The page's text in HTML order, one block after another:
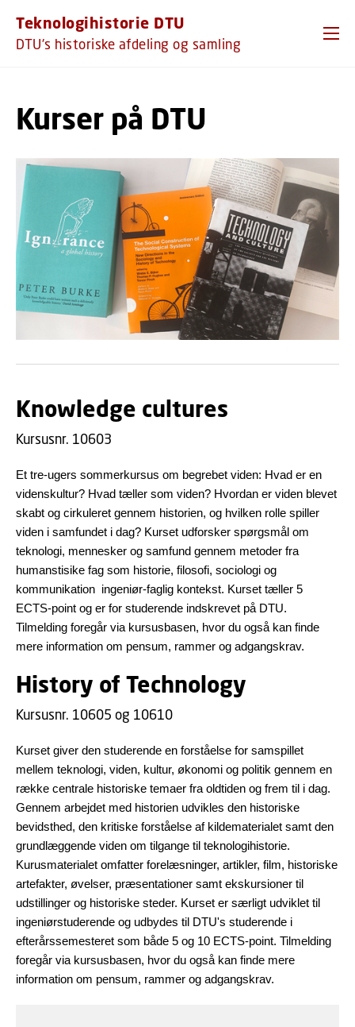
Teknologihistorie DTU
DTU's historiske afdeling og samling
Kurser på DTU
Knowledge cultures
Kursusnr. 10603
Et tre-ugers sommerkursus om begrebet viden: Hvad er en
videnskultur? Hvad tæller som viden? Hvordan er viden blevet
skabt og cirkuleret gennem historien, og hvilken rolle spiller
viden i samfundet i dag? Kurset udforsker spørgsmål om
teknologi, mennesker og samfund gennem metoder fra
humanstisike fag som historie, filosofi, sociologi og
kommunikation ingeniør-faglig kontekst. Kurset tæller 5
ECTS-point og er for studerende indskrevet på DTU.
Tilmelding foregår via kursusbasen, hvor du også kan finde
mere information om pensum, rammer og adgangskrav.
History of Technology
Kursusnr. 10605 og 10610
Kurset giver den studerende en forståelse for samspillet
mellem teknologi, viden, kultur, økonomi og politik gennem en
række centrale historiske temaer fra oldtiden og frem til i dag.
Gennem arbejdet med historien udvikles den historiske
bevidsthed, den kritiske forståelse af kildematerialet samt den
grundlæggende viden om tilgange til teknologihistorie.
Kurusmaterialet omfatter forelæsninger, artikler, film, historiske
artefakter, øvelser, præsentationer samt ekskursioner til
udstillinger og historiske steder. Kurset er særligt udviklet til
ingeniørstuderende og udbydes til DTU's studerende i
efterårssemesteret som både 5 og 10 ECTS-point. Tilmelding
foregår via kursusbasen, hvor du også kan finde mere
information om pensum, rammer og adgangskrav.